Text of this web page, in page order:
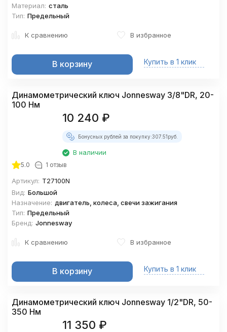
Материал: сталь
Тип: Предельный
К сравнению В избранное
В корзину Купить в 1 клик
Динамометрический ключ Jonnesway 3/8"DR, 20-
100 Нм
10 240 ₽
Бонусных рублей за покупку:307.51руб.
В наличии
5.0 1 отзыв
Артикул: T27100N
Вид: Большой
Назначение: двигатель, колеса, свечи зажигания
Тип: Предельный
Бренд: Jonnesway
К сравнению В избранное
В корзину Купить в 1 клик
Динамометрический ключ Jonnesway 1/2"DR, 50-
350 Нм
11 350 ₽